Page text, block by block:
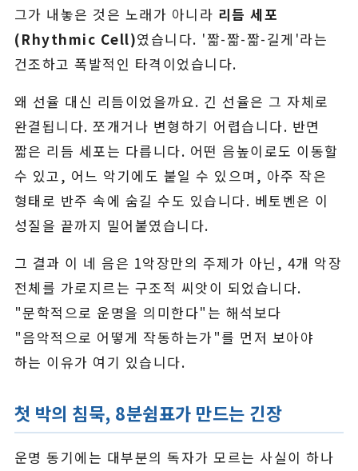
그가 내놓은 것은 노래가 아니라 리듬 세포
(Rhythmic Cell)였습니다. '짧-짧-짧-길게'라는
건조하고 폭발적인 타격이었습니다.
왜 선율 대신 리듬이었을까요. 긴 선율은 그 자체로
완결됩니다. 쪼개거나 변형하기 어렵습니다. 반면
짧은 리듬 세포는 다릅니다. 어떤 음높이로도 이동할
수 있고, 어느 악기에도 붙일 수 있으며, 아주 작은
형태로 반주 속에 숨길 수도 있습니다. 베토벤은 이
성질을 끝까지 밀어붙였습니다.
그 결과 이 네 음은 1악장만의 주제가 아닌, 4개 악장
전체를 가로지르는 구조적 씨앗이 되었습니다.
"문학적으로 운명을 의미한다"는 해석보다
"음악적으로 어떻게 작동하는가"를 먼저 보아야
하는 이유가 여기 있습니다.
첫 박의 침묵, 8분쉼표가 만드는 긴장
운명 동기에는 대부분의 독자가 모르는 사실이 하나